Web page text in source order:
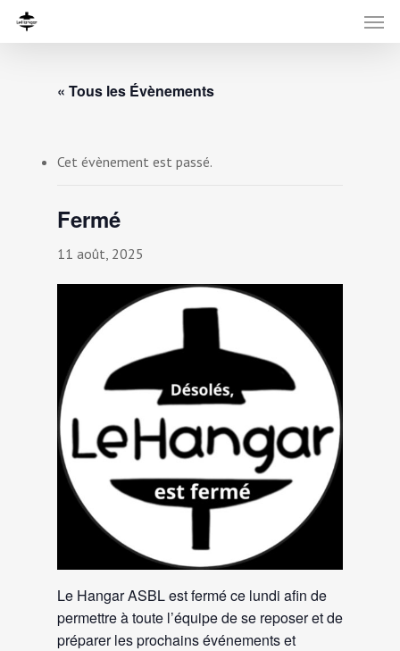
« Tous les Évènements
Cet évènement est passé.
Fermé
11 août, 2025
Le Hangar ASBL est fermé ce lundi afin de
permettre à toute l’équipe de se reposer et de
préparer les prochains événements et